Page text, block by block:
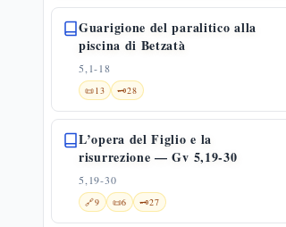
Guarigione del paralitico alla
piscina di Betzatà
5,1-18
📜13 🗝️28
L’opera del Figlio e la
risurrezione — Gv 5,19-30
5,19-30
🔗9 📜6 🗝️27